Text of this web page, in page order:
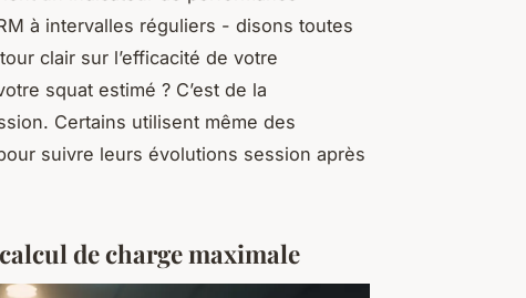
à intervalles réguliers - disons toutes
clair sur l’efficacité de votre
squat estimé ? C’est de la
Certains utilisent même des
suivre leurs évolutions session après
de charge maximale